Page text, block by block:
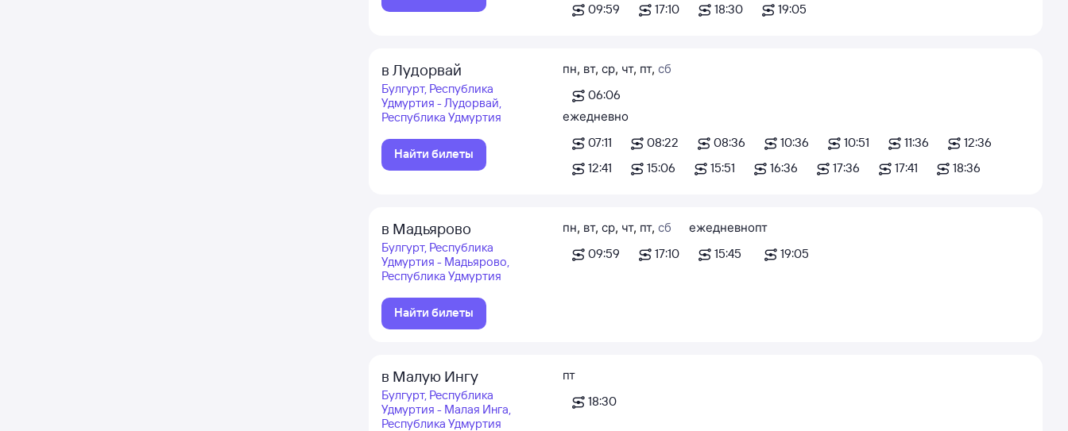
09:59
17:10
18:30
19:05
в Лудорвай
Булгурт, Республика
Удмуртия - Лудорвай,
Республика Удмуртия
Найти билеты
пн, вт, ср, чт, пт, сб
06:06
ежедневно
07:11
08:22 08:36 10:36 10:51 11:36
12:36
12:41
15:06 15:51 16:36 17:36 17:41 18:36
в Мадьярово
Булгурт, Республика
Удмуртия - Мадьярово,
Республика Удмуртия
Найти билеты
пн, вт, ср, чт, пт, сб
09:59
17:10
ежедневно
15:45
пт
19:05
в Малую Ингу
Булгурт, Республика
Удмуртия - Малая Инга,
Республика Удмуртия
пт
18:30